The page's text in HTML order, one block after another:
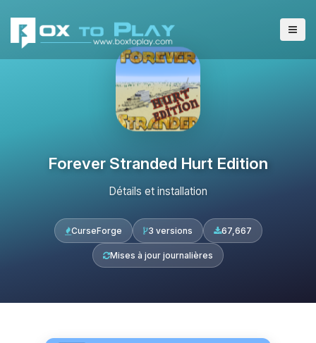
Forever Stranded Hurt Edition
Détails et installation
CurseForge 3 versions 67,667
Mises à jour journalières